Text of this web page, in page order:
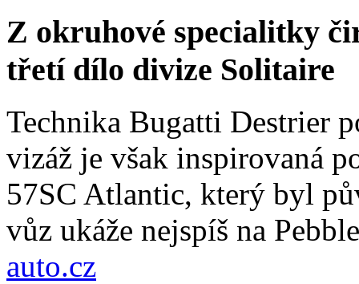
Z okruhové specialitky
třetí dílo divize Solitaire
Technika Bugatti Destrier
vizáž je však inspirovaná
57SC Atlantic, který byl
vůz ukáže nejspíš na
auto.cz